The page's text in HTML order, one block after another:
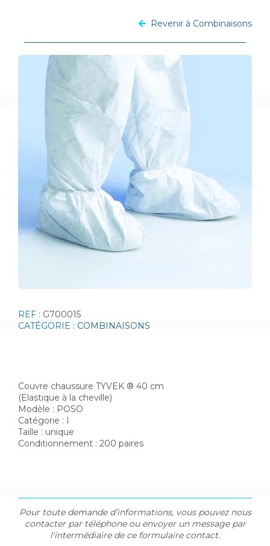
Revenir à Combinaisons
REF : G700015
CATÉGORIE : COMBINAISONS
Pour toute demande d’informations, vous pouvez nous
contacter par téléphone ou envoyer un message par
l'intermédiaire de ce formulaire contact.
Couvre chaussure TYVEK ® 40 cm
(Elastique à la cheville)
Modèle : POSO
Catégorie : I
Taille : unique
Conditionnement : 200 paires